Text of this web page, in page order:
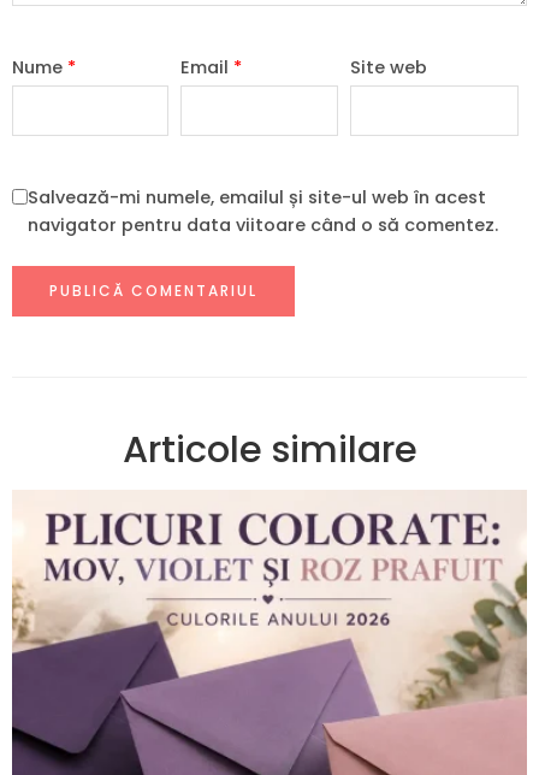
Nume * Email * Site web
Salvează-mi numele, emailul și site-ul web în acest
navigator pentru data viitoare când o să comentez.
Articole similare